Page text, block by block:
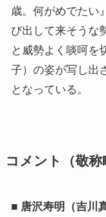
歳。何がめでたい
び出して来そうな
と威勢よく啖呵を
子）の姿が写し出
となっている。
コメント（敬称
■ 唐沢寿明（吉川